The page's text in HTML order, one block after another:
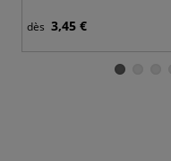
dès 3,45 €